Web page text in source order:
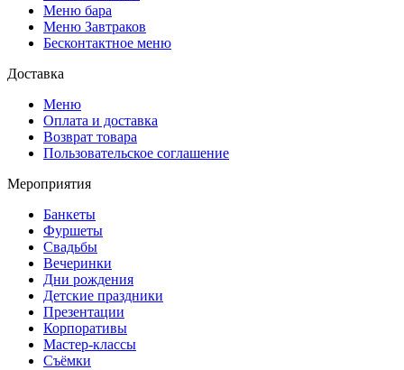
Меню бара
Меню Завтраков
Бесконтактное меню
Доставка
Меню
Оплата и доставка
Возврат товара
Пользовательское соглашение
Мероприятия
Банкеты
Фуршеты
Свадьбы
Вечеринки
Дни рождения
Детские праздники
Презентации
Корпоративы
Мастер-классы
Съёмки